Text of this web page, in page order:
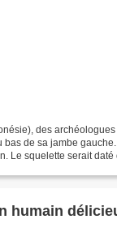
des
bas de sa jambe
Le squelette serait daté
humain